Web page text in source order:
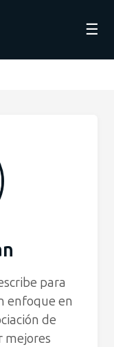
☰
para
enfoque en
de
mejores